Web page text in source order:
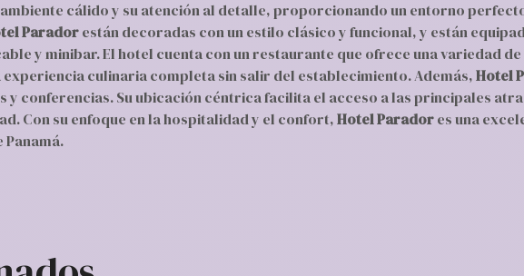
ambiente cálido y su atención al detalle, proporcionando un entorno
Paradorestán decoradas con un estilo clásico y funcional, y están
y minibar. El hotel cuenta con un restaurante que ofrece una variedad
culinaria completa sin salir del establecimiento. Además,Hotel
y conferencias. Su ubicación céntrica facilita el acceso a las principales
Con su enfoque en la hospitalidad y el confort,Hotel Paradores una